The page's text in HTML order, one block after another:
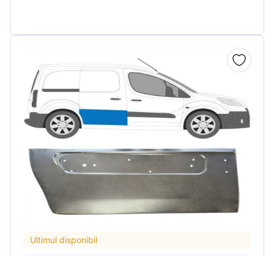
Ultimul disponibil